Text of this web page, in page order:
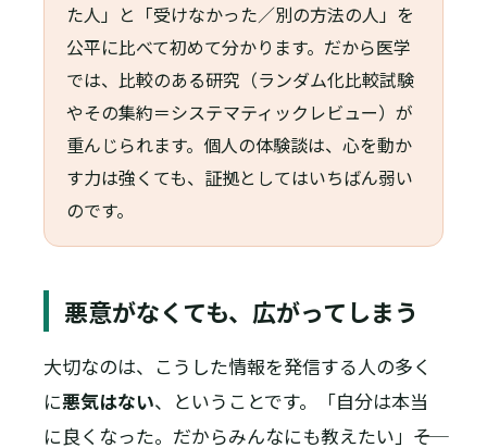
た人」と「受けなかった／別の方法の人」を
公平に比べて初めて分かります。だから医学
では、比較のある研究（ランダム化比較試験
やその集約＝システマティックレビュー）が
重んじられます。個人の体験談は、心を動か
す力は強くても、証拠としてはいちばん弱い
のです。
悪意がなくても、広がってしまう
大切なのは、こうした情報を発信する人の多く
に悪気はない、ということです。「自分は本当
に良くなった。だからみんなにも教えたい」――そ